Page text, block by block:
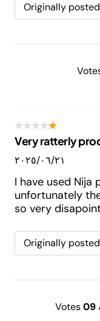
Originally
Very ratterly
٢١‏/٠٦‏/٢٠٢٥
I have used
unfortunately
so very
Originally
9
Votes 0